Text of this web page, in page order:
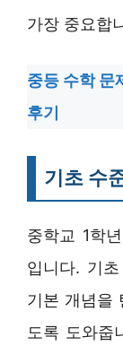
가장 중요합
중등 수학 문
후기
기초 수
중학교 1학
입니다. 기
기본 개념을
도록 도와줍